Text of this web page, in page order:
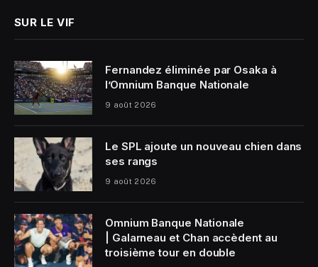
SUR LE VIF
Fernandez éliminée par Osaka à
l’Omnium Banque Nationale
9 août 2026
Le SPL ajoute un nouveau chien dans
ses rangs
9 août 2026
Omnium Banque Nationale
| Galarneau et Chan accèdent au
troisième tour en double